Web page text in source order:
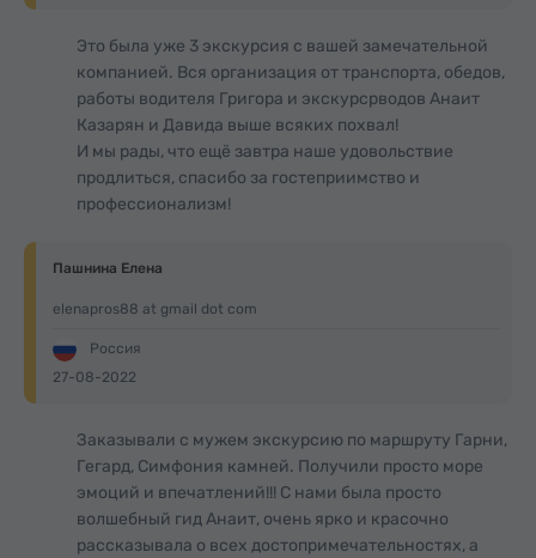
Это была уже 3 экскурсия с вашей замечательной
компанией. Вся организация от транспорта, обедов,
работы водителя Григора и экскурсрводов Анаит
Казарян и Давида выше всяких похвал!
И мы рады, что ещё завтра наше удовольствие
продлиться, спасибо за гостеприимство и
профессионализм!
Пашнина Елена
elenapros88 at gmail dot com
Россия
27-08-2022
Заказывали с мужем экскурсию по маршруту Гарни,
Гегард, Симфония камней. Получили просто море
эмоций и впечатлений!!! С нами была просто
волшебный гид Анаит, очень ярко и красочно
рассказывала о всех достопримечательностях, а